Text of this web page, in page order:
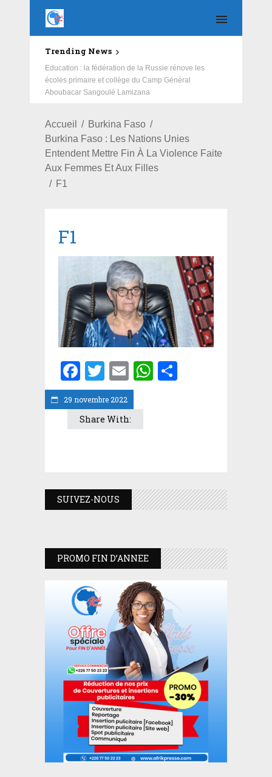
Trending News
Education : la fédération de la Russie rénove les
écoles primaire et collège du Camp Général
Aboubacar Sangoulé Lamizana
Accueil
Burkina Faso
Burkina Faso : Les Nations Unies
Entendent Mettre Fin À La Violence Faite
Aux Femmes Et Aux Filles
F1
29 novembre 2022
F1
Facebook
Twitter
EmailWhatsApp
Share With:
SUIVEZ-NOUS
PROMO FIN D’ANNEE